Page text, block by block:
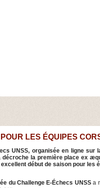
LES ÉQUIPES
UNSS, organisée en ligne
la première place ex
début de saison pour
du Challenge E-Échecs UNSSa